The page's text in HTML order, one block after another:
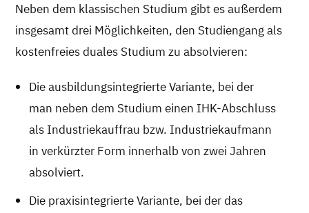
Neben dem klassischen Studium gibt es außerdem
insgesamt drei Möglichkeiten, den Studiengang als
kostenfreies duales Studium zu absolvieren:
Die ausbildungsintegrierte Variante, bei der
man neben dem Studium einen IHK-Abschluss
als Industriekauffrau bzw. Industriekaufmann
in verkürzter Form innerhalb von zwei Jahren
absolviert.
Die praxisintegrierte Variante, bei der das